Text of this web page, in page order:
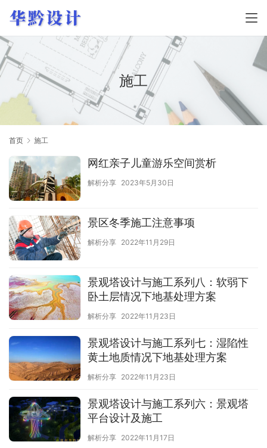
施工
首页 施工
网红亲子儿童游乐空间赏析
解析分享 2023年5月30日
景区冬季施工注意事项
解析分享 2022年11月29日
景观塔设计与施工系列八：软弱下
卧土层情况下地基处理方案
解析分享 2022年11月23日
景观塔设计与施工系列七：湿陷性
黄土地质情况下地基处理方案
解析分享 2022年11月23日
景观塔设计与施工系列六：景观塔
平台设计及施工
解析分享 2022年11月17日